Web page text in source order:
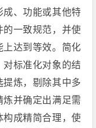
成、功能或其他特
的一致规范，并使
上达到等效。简化
标准化对象的结
炼，剔除其中多
并确定出满足需
构成精简合理，使